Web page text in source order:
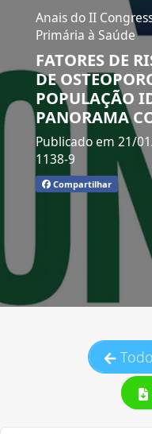
Anais do II
Primária à Saúde
FATORES DE
DE
POPULAÇÃO
PANORAMA
Publicado em 21/
1138-9
Compartilhar